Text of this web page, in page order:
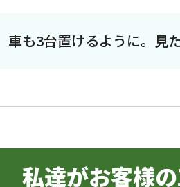
も3台置けるように。見
私達がお客様